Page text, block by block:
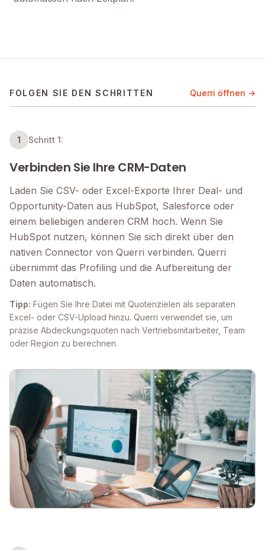
FOLGEN SIE DEN SCHRITTEN Querri öffnen →
1 Schritt 1:
Verbinden Sie Ihre CRM-Daten
Laden Sie CSV- oder Excel-Exporte Ihrer Deal- und
Opportunity-Daten aus HubSpot, Salesforce oder
einem beliebigen anderen CRM hoch. Wenn Sie
HubSpot nutzen, können Sie sich direkt über den
nativen Connector von Querri verbinden. Querri
übernimmt das Profiling und die Aufbereitung der
Daten automatisch.
Tipp: Fügen Sie Ihre Datei mit Quotenzielen als separaten
Excel- oder CSV-Upload hinzu. Querri verwendet sie, um
präzise Abdeckungsquoten nach Vertriebsmitarbeiter, Team
oder Region zu berechnen.